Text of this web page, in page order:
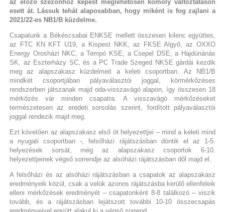
az előző szezonhoz képest meglehetősen komoly változtatáson
esett át. Lássuk tehát alaposabban, hogy miként is fog zajlani a
2021/22-es NB1/B küzdelme.
Csapatunk a Békéscsabai ENKSE mellett összesen kilenc együttes,
az FTC KN KFT U19, a Kispest NKK, az FKSE Algyő, az OXXO
Energy Orosházi NKC, a Tempó KSE, a Csepel DSE, a Hajdúnánás
SK, az Eszterházy SC, és a PC Trade Szeged NKSE gárdái kezdik
meg az alapszakasz küzdelmeit a keleti csoportban. Az NB1/B
mindkét csoportjában pályaválasztói joggal, körmérkőzéses
rendszerben játszanak majd oda-visszavágó alapon, így összesen 18
mérkőzés vár minden csapatra. A visszavágó mérkőzéseket
természetesen az eredeti sorsolás szerint, fordított pályaválasztói
joggal rendezik majd meg.
Ezt követően az alapszakasz első öt helyezettjei – mind a keleti mind
a nyugati csoportban -, felsőházi rájátszásban döntik el az 1-5.
helyezések sorsát, még az alapszakasz csoportok 6-10.
helyezettjeinek végső sorrendje az alsóházi rájátszásban dől majd el.
A felsőházi és az alsóházi rájátszásban a csapatok az alapszakasz
eredményeik közül, csak a velük azonos rájátszásba kerülő ellenfeleik
elleni mérkőzések eredményét – csapatonként 8-8 találkozó – viszik
tovább, és a rájátszásban lejátszott további 10-10 összecsapás